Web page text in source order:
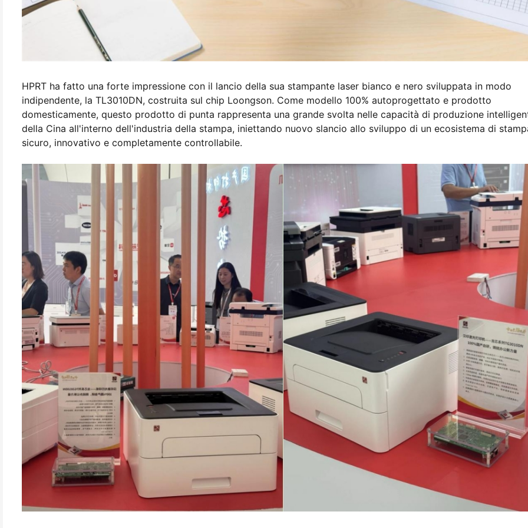
HPRT ha fatto una forte impressione con il lancio della sua stampante laser bianco e nero sviluppata in modo
indipendente, la TL3010DN, costruita sul chip Loongson. Come modello 100% autoprogettato e prodotto
domesticamente, questo prodotto di punta rappresenta una grande svolta nelle capacità di produzione
della Cina all'interno dell'industria della stampa, iniettando nuovo slancio allo sviluppo di un ecosistema di
sicuro, innovativo e completamente controllabile.